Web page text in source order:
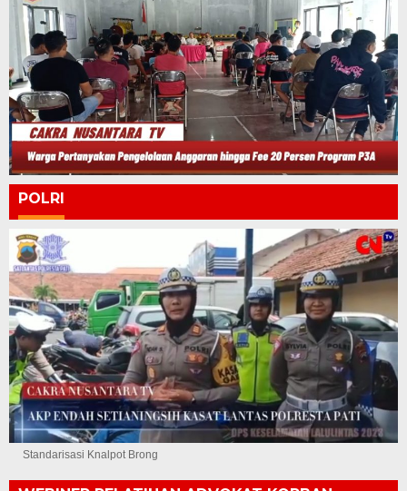
POLRI
Standarisasi Knalpot Brong